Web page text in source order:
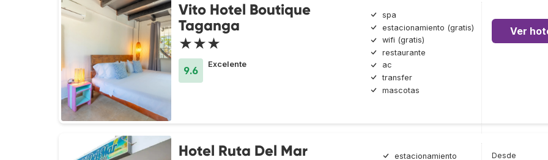
Vito Hotel Boutique
Taganga
★★★
9.6
Excelente
spa
estacionamiento (gratis)
wifi (gratis)
restaurante
ac
transfer
mascotas
Ver
Hotel Ruta Del Mar
estacionamiento
Desde